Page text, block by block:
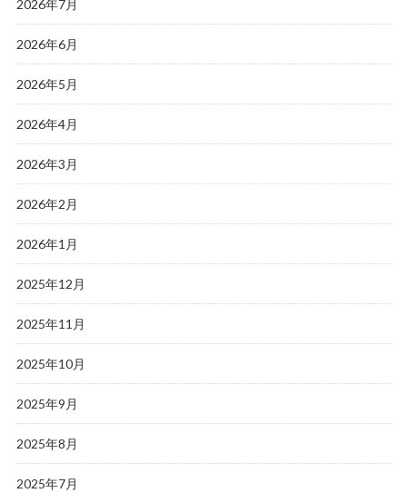
2026年7月
2026年6月
2026年5月
2026年4月
2026年3月
2026年2月
2026年1月
2025年12月
2025年11月
2025年10月
2025年9月
2025年8月
2025年7月